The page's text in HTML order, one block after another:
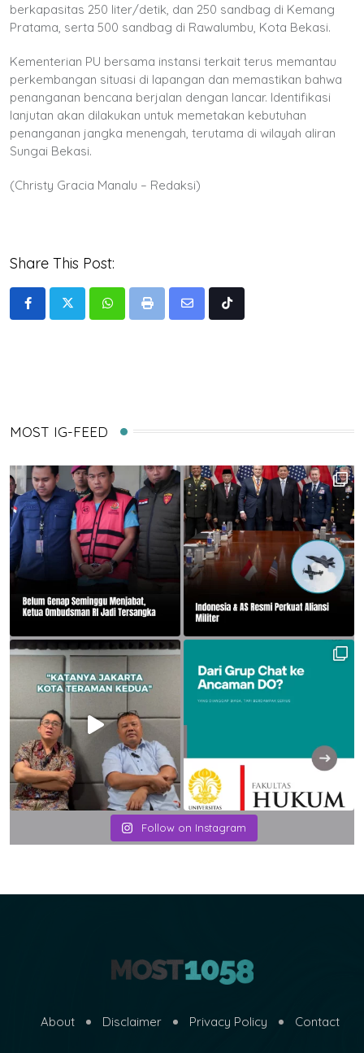
berkapasitas 250 liter/detik, dan 250 sandbag di Kemang
Pratama, serta 500 sandbag di Rawalumbu, Kota Bekasi.
Kementerian PU bersama instansi terkait terus memantau
perkembangan situasi di lapangan dan memastikan bahwa
penanganan bencana berjalan dengan lancar. Identifikasi
lanjutan akan dilakukan untuk memetakan kebutuhan
penanganan jangka menengah, terutama di wilayah aliran
Sungai Bekasi.
(Christy Gracia Manalu – Redaksi)
Share This Post:
WhatsappPrint
Share
Tiktok
MOST IG-FEED
Follow on Instagram
About Disclaimer Privacy Policy Contact